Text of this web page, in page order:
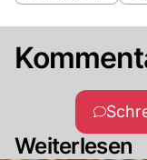
Weiterlesen